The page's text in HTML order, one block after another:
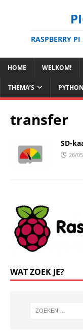
RASPBERRY
HOME WELKOM!
THEMA’S PYTHON
transfer
SD-
26/
WAT ZOEK JE?